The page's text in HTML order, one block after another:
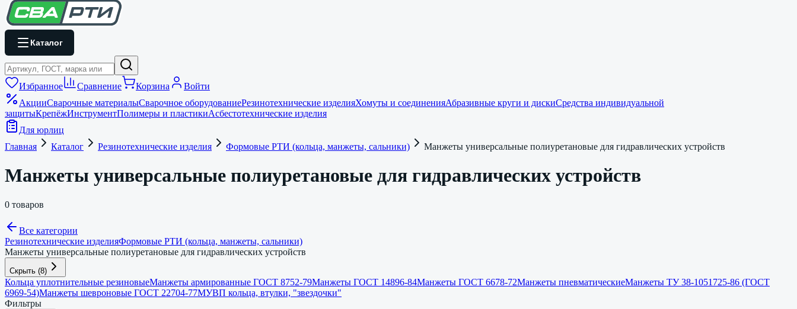
Каталог
Избранное Сравнение Корзина
Войти
АкцииСварочные материалыСварочное оборудованиеРезинотехнические изделияХомуты и соединенияАбразивные круги и дискиСредства индивидуальной
защитыКрепёжИнструментПолимеры и пластикиАсбестотехнические изделия
Для юрлиц
Главная
Каталог Резинотехнические изделия Формовые РТИ (кольца, манжеты, сальники) Манжеты универсальные полиуретановые для гидравлических устройств
Манжеты универсальные полиуретановые для гидравлических устройств
0 товаров
Все категории
Резинотехнические изделияФормовые РТИ (кольца, манжеты, сальники)
Манжеты универсальные полиуретановые для гидравлических устройств
Скрыть (8)
Кольца уплотнительные резиновыеМанжеты армированные ГОСТ 8752-79Манжеты ГОСТ 14896-84Манжеты ГОСТ 6678-72Манжеты пневматическиеМанжеты ТУ 38-1051725-86 (ГОСТ
6969-54)Манжеты шевроновые ГОСТ 22704-77МУВП кольца, втулки, "звездочки"
Фильтры